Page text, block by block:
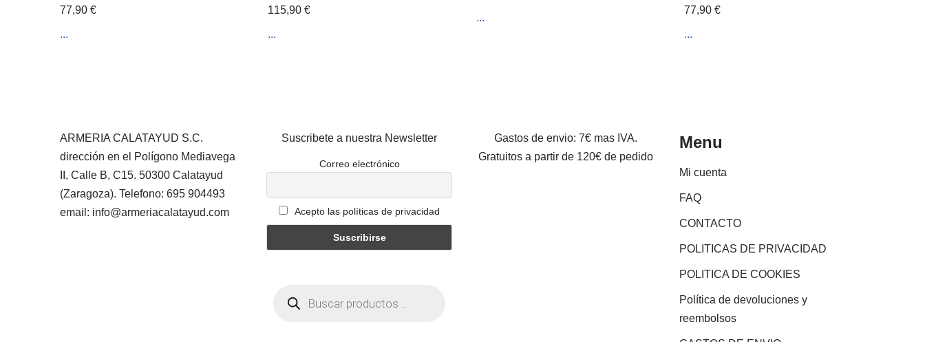
77,90 €
...
115,90€
...
...
77,90€
...
ARMERIA CALATAYUD S.C.
dirección en el Polígono Mediavega
II, Calle B, C15. 50300 Calatayud
(Zaragoza). Telefono: 695 904493
email: info@armeriacalatayud.com
Suscribete a nuestra Newsletter
Correo electrónico
Acepto las políticas de privacidad
Gastos de envio: 7€ mas IVA.
Gratuitos a partir de 120€ de pedido
Menu
Mi cuenta
FAQ
CONTACTO
POLITICAS DE PRIVACIDAD
POLITICA DE COOKIES
Política de devoluciones y
reembolsos